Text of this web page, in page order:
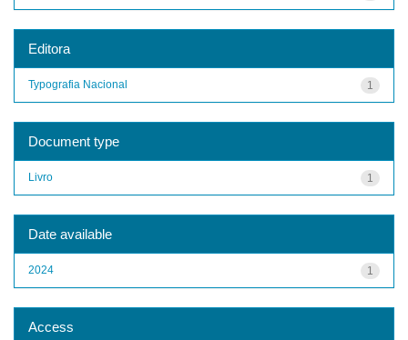
Editora
1
Typografia Nacional
Document type
1
Livro
Date available
1
2024
Access